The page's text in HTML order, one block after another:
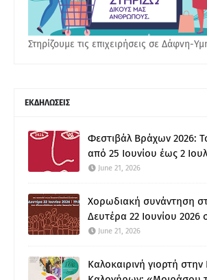
Στηρίζουμε τις επιχειρήσεις σε Δάφνη-
ΕΚΔΗΛΩΣΕΙΣ
Φεστιβάλ Βράχων 2026:
από 25 Ιουνίου έως 2
June 21, 2026
Χορωδιακή συνάντηση
Δευτέρα 22 Ιουνίου 2026
June 21, 2026
Καλοκαιρινή γιορτή στην